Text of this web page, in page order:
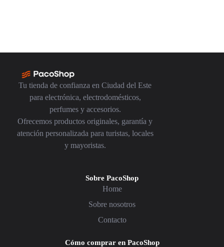
Tu tienda de confianza en Ciudad del Este
para electrónica, electrodomésticos,
perfumes y accesorios.
Ofrecemos productos originales, garantía y
atención personalizada para turistas, locales
y mayoristas.
Sobre PacoShop
Home
Sobre nosotros
Contacto
Cómo comprar en PacoShop